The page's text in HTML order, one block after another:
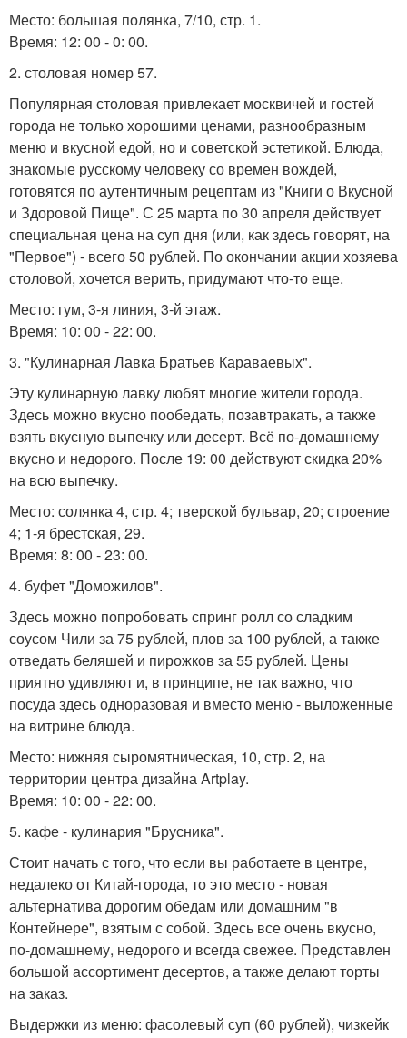
Место: большая полянка, 7/10, стр. 1.
Время: 12: 00 - 0: 00.
2. столовая номер 57.
Популярная столовая привлекает москвичей и гостей
города не только хорошими ценами, разнообразным
меню и вкусной едой, но и советской эстетикой. Блюда,
знакомые русскому человеку со времен вождей,
готовятся по аутентичным рецептам из "Книги о Вкусной
и Здоровой Пище". С 25 марта по 30 апреля действует
специальная цена на суп дня (или, как здесь говорят, на
"Первое") - всего 50 рублей. По окончании акции хозяева
столовой, хочется верить, придумают что-то еще.
Место: гум, 3-я линия, 3-й этаж.
Время: 10: 00 - 22: 00.
3. "Кулинарная Лавка Братьев Караваевых".
Эту кулинарную лавку любят многие жители города.
Здесь можно вкусно пообедать, позавтракать, а также
взять вкусную выпечку или десерт. Всё по-домашнему
вкусно и недорого. После 19: 00 действуют скидка 20%
на всю выпечку.
Место: солянка 4, стр. 4; тверской бульвар, 20; строение
4; 1-я брестская, 29.
Время: 8: 00 - 23: 00.
4. буфет "Доможилов".
Здесь можно попробовать спринг ролл со сладким
соусом Чили за 75 рублей, плов за 100 рублей, а также
отведать беляшей и пирожков за 55 рублей. Цены
приятно удивляют и, в принципе, не так важно, что
посуда здесь одноразовая и вместо меню - выложенные
на витрине блюда.
Место: нижняя сыромятническая, 10, стр. 2, на
территории центра дизайна Artplay.
Время: 10: 00 - 22: 00.
5. кафе - кулинария "Брусника".
Стоит начать с того, что если вы работаете в центре,
недалеко от Китай-города, то это место - новая
альтернатива дорогим обедам или домашним "в
Контейнере", взятым с собой. Здесь все очень вкусно,
по-домашнему, недорого и всегда свежее. Представлен
большой ассортимент десертов, а также делают торты
на заказ.
Выдержки из меню: фасолевый суп (60 рублей), чизкейк